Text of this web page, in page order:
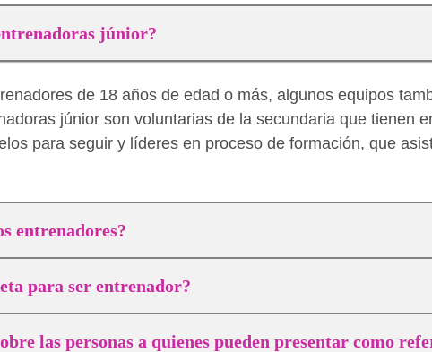
júnior?
de 18 años de edad o más, algunos equipos
júnior son voluntarias de la secundaria que tienen
para seguir y líderes en proceso de formación, que
entrenadores?
para ser entrenador?
las personas a quienes pueden presentar como